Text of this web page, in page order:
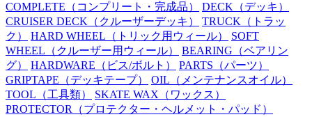
COMPLETE （コンプリート・完成品） DECK （デッキ）
CRUISER DECK （クルーザーデッキ） TRUCK （トラッ
ク）
HARD WHEEL （トリック用ウィール）
SOFT
WHEEL （クルーザー用ウィール） BEARING （ベアリン
グ）
HARDWARE （ビス/ボルト） PARTS （パーツ）
GRIPTAPE （デッキテープ） OIL （メンテナンスオイル）
TOOL （工具類） SKATE WAX （ワックス）
PROTECTOR （プロテクター・ヘルメット・パッド）